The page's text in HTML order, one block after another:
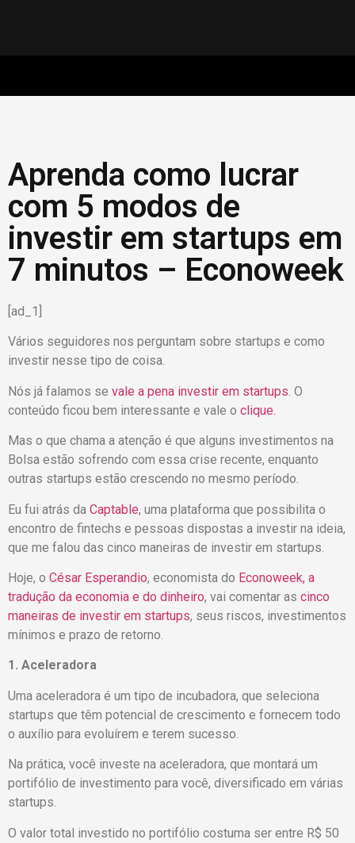
Aprenda como lucrar
com 5 modos de
investir em startups em
7 minutos – Econoweek
[ad_1]
Vários seguidores nos perguntam sobre startups e como
investir nesse tipo de coisa.
Nós já falamos se vale a pena investir em startups . O
conteúdo ficou bem interessante e vale o clique
Mas o que chama a atenção é que alguns investimentos na
Bolsa estão sofrendo com essa crise recente, enquanto
outras startups estão crescendo no mesmo período.
Eu fui atrás da Captable, uma plataforma que possibilita o
encontro de fintechs e pessoas dispostas a investir na ideia,
que me falou das cinco maneiras de investir em startups.
Hoje, o César Esperandio, economista do Econoweek, a
tradução da economia e do dinheiro, vai comentar as cinco
maneiras de investir em startups, seus riscos, investimentos
mínimos e prazo de retorno.
1. Aceleradora
Uma aceleradora é um tipo de incubadora, que seleciona
startups que têm potencial de crescimento e fornecem todo
o auxílio para evoluírem e terem sucesso.
Na prática, você investe na aceleradora, que montará um
portifólio de investimento para você, diversificado em várias
startups.
O valor total investido no portifólio costuma ser entre R$ 50